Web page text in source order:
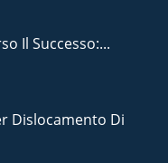
Il Successo:...
Dislocamento Di